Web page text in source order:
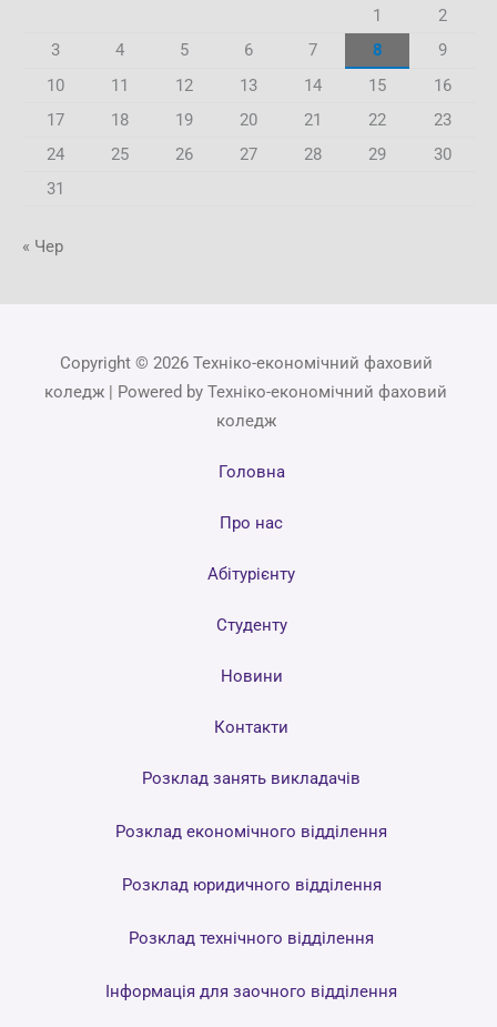
1
2
3
4 5 6 7 8
9
10
11 12 13 14 15
16
17
18 19 20 21 22
23
24
25 26 27 28 29
30
31
« Чер
Copyright © 2026 Техніко-економічний фаховий
коледж | Powered by Техніко-економічний фаховий
коледж
Головна
Про нас
Абітурієнту
Студенту
Новини
Контакти
Розклад занять викладачів
Розклад економічного відділення
Розклад юридичного відділення
Розклад технічного відділення
Інформація для заочного відділення